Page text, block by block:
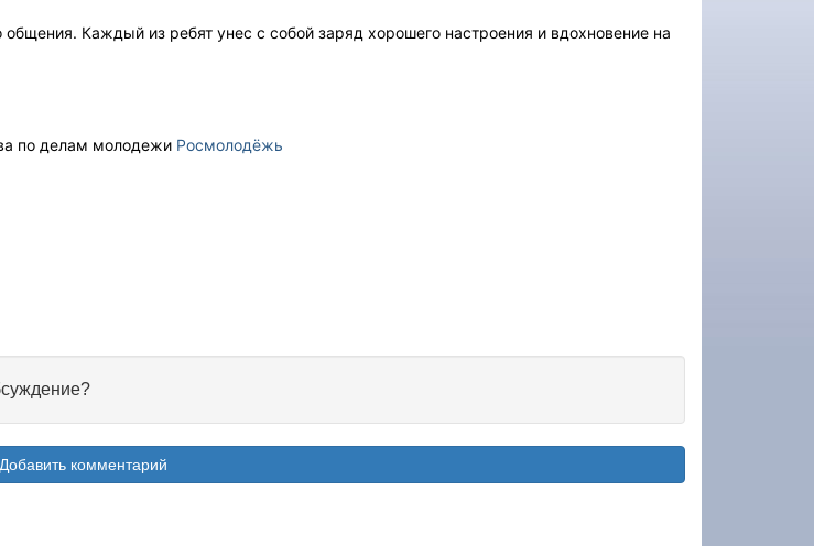
Каждый из ребят унес с собой заряд хорошего настроения и вдохновение на
по делам молодежи Росмолодёжь
комментарий